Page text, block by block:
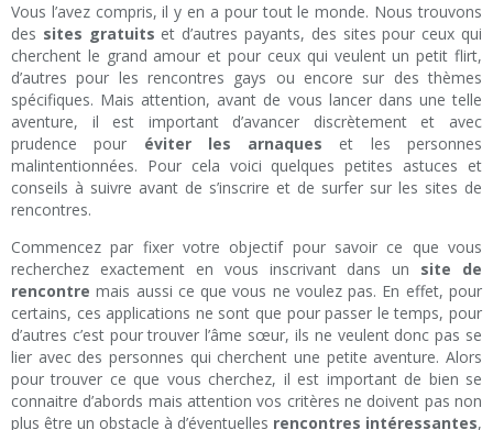
Vous l’avez compris, il y en a pour tout le monde. Nous trouvons
des sites gratuits et d’autres payants, des sites pour ceux qui
cherchent le grand amour et pour ceux qui veulent un petit flirt,
d’autres pour les rencontres gays ou encore sur des thèmes
spécifiques. Mais attention, avant de vous lancer dans une telle
aventure, il est important d’avancer discrètement et avec
prudence pour éviter les arnaques et les personnes
malintentionnées. Pour cela voici quelques petites astuces et
conseils à suivre avant de s’inscrire et de surfer sur les sites de
rencontres.
Commencez par fixer votre objectif pour savoir ce que vous
recherchez exactement en vous inscrivant dans un site de
rencontre mais aussi ce que vous ne voulez pas. En effet, pour
certains, ces applications ne sont que pour passer le temps, pour
d’autres c’est pour trouver l’âme sœur, ils ne veulent donc pas se
lier avec des personnes qui cherchent une petite aventure. Alors
pour trouver ce que vous cherchez, il est important de bien se
connaitre d’abords mais attention vos critères ne doivent pas non
plus être un obstacle à d’éventuelles rencontres intéressantes,